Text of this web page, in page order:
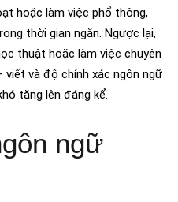
hoặc làm việc phổ thông,
thời gian ngắn. Ngược lại,
thuật hoặc làm việc chuyên
viết và độ chính xác ngôn ngữ
tăng lên đáng kể.
ngữ